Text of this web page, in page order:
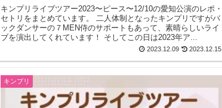
キンプリライブツアー2023〜ピース〜12/10の愛知公演のレポ・
セトリをまとめています。 二人体制となったキンプリですがバ
ックダンサーの７MEN侍のサポートもあって、素晴らしいライ
ブを演出してくれています！ そしてこの日は2023年ア...
2023.12.09 2023.12.15
キンプリ